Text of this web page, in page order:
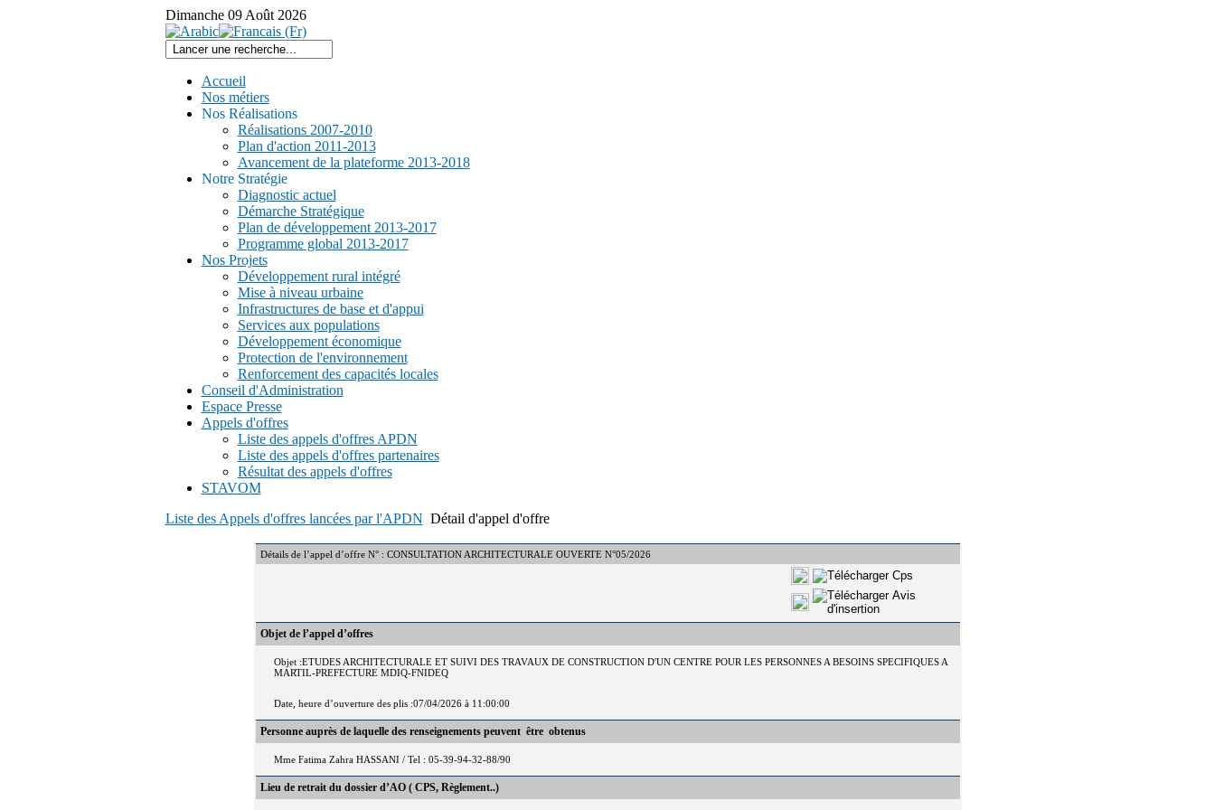
Dimanche 09 Août 2026
Accueil
Nos métiers
Nos Réalisations
Réalisations 2007-2010
Plan d'action 2011-2013
Avancement de la plateforme 2013-2018
Notre Stratégie
Diagnostic actuel
Démarche Stratégique
Plan de développement 2013-2017
Programme global 2013-2017
Nos Projets
Développement rural intégré
Mise à niveau urbaine
Infrastructures de base et d'appui
Services aux populations
Développement économique
Protection de l'environnement
Renforcement des capacités locales
Conseil d'Administration
Espace Presse
Appels d'offres
Liste des appels d'offres APDN
Liste des appels d'offres partenaires
Résultat des appels d'offres
STAVOM
Liste des Appels d'offres lancées par l'APDN Détail d'appel d'offre
Détails de l’appel d’offre N° : CONSULTATION ARCHITECTURALE OUVERTE N°05/2026
Objet de l’appel d’offres
Objet :ETUDES ARCHITECTURALE ET SUIVI DES TRAVAUX DE CONSTRUCTION D'UN CENTRE POUR LES PERSONNES A BESOINS SPECIFIQUES A
MARTIL-PREFECTURE MDIQ-FNIDEQ
Date, heure d’ouverture des plis :07/04/2026 à 11:00:00
Personne auprès de laquelle des renseignements peuvent être obtenus
Mme Fatima Zahra HASSANI / Tel : 05-39-94-32-88/90
Lieu de retrait du dossier d’AO ( CPS, Règlement..)